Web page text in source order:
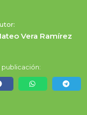
Vera Ramírez